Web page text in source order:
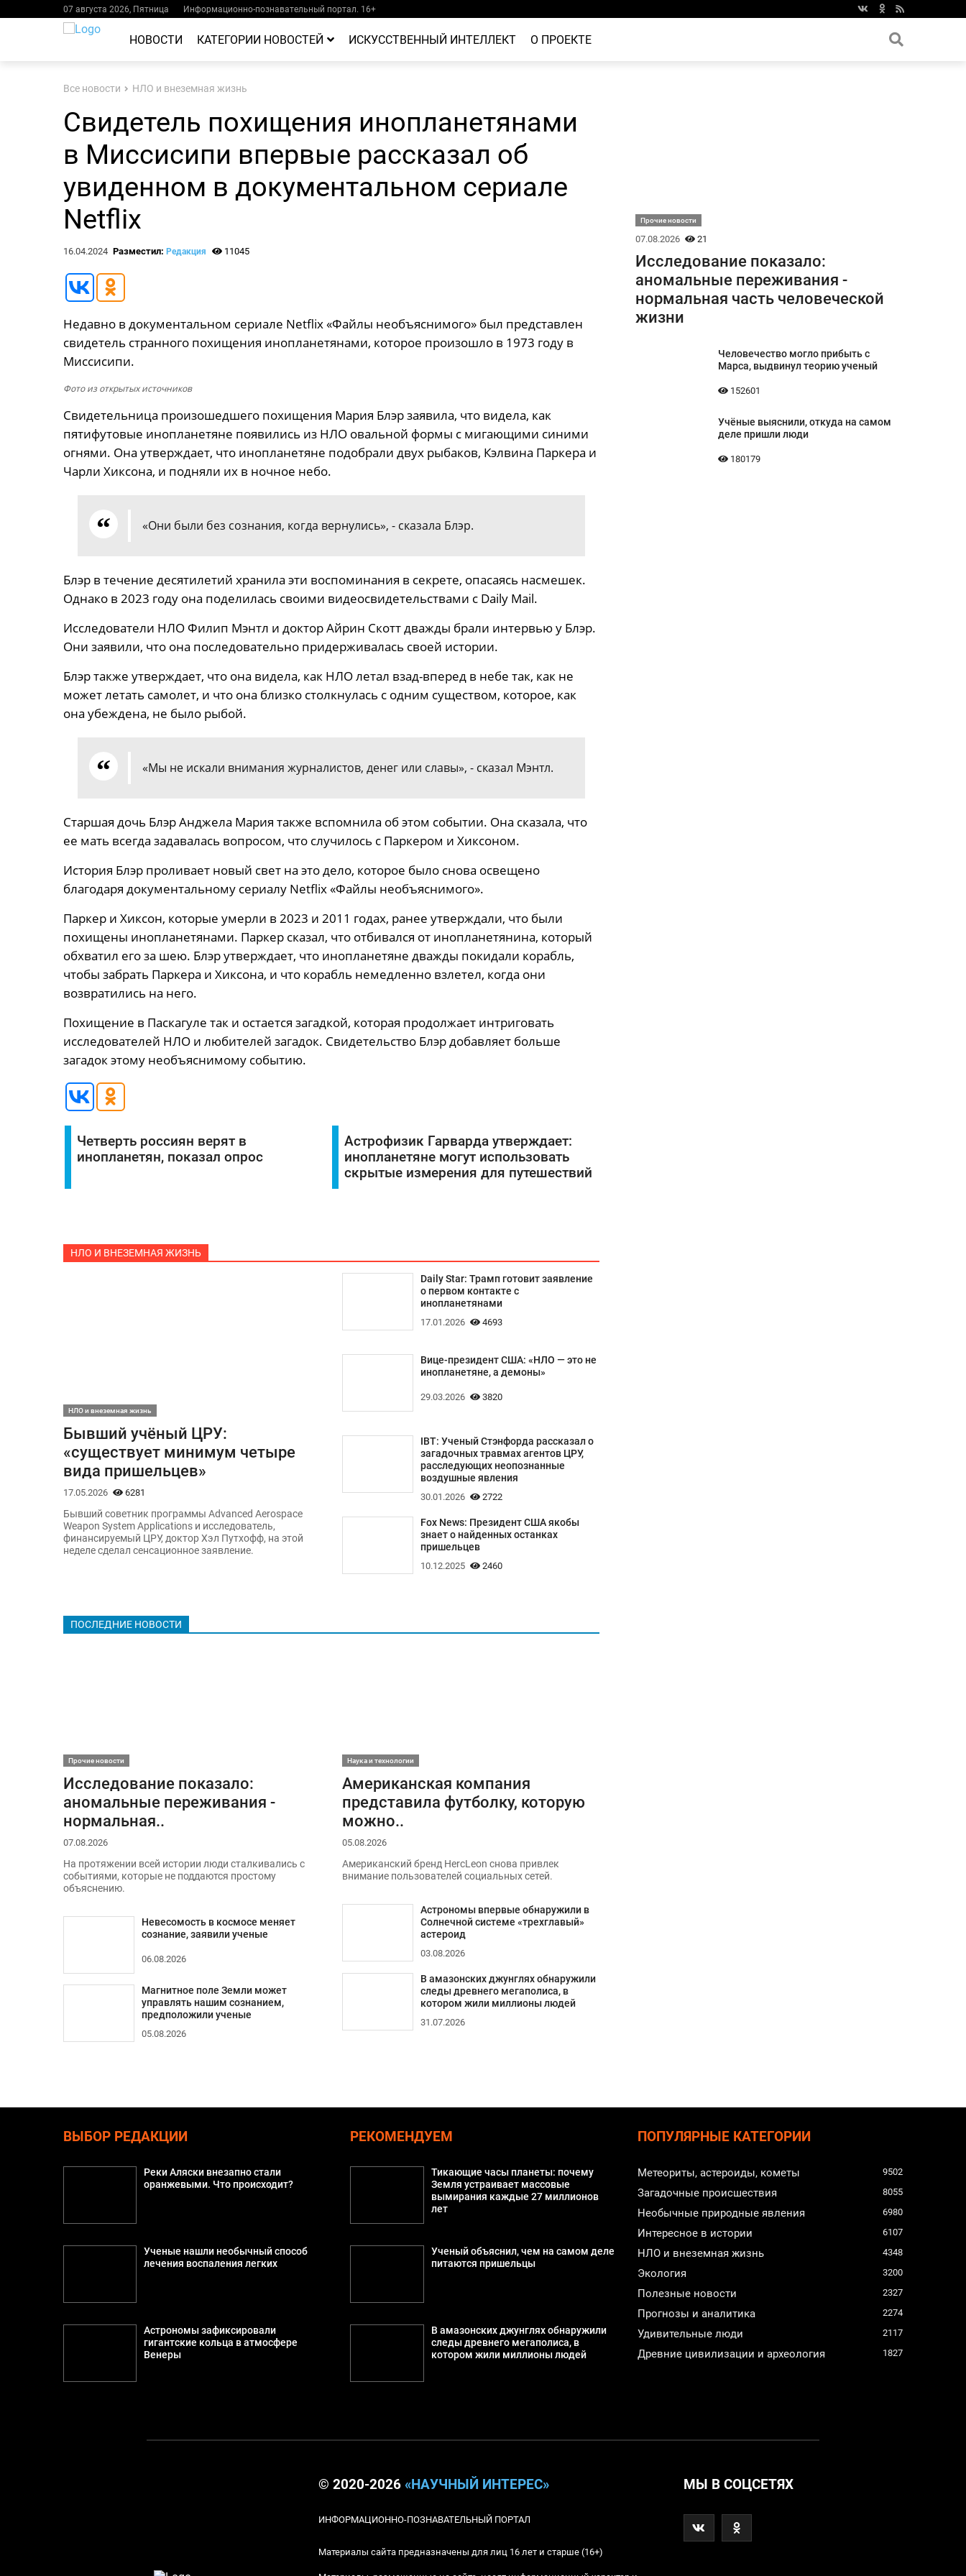
07 августа 2026, Пятница Информационно-познавательный портал. 16+
НОВОСТИ КАТЕГОРИИ НОВОСТЕЙ ИСКУССТВЕННЫЙ ИНТЕЛЛЕКТ О ПРОЕКТЕ
Все новости НЛО и внеземная жизнь
Свидетель похищения инопланетянами
в Миссисипи впервые рассказал об
увиденном в документальном сериале
Netflix
16.04.2024 Разместил: Редакция 11045
Недавно в документальном сериале Netflix «Файлы необъяснимого» был представлен
свидетель странного похищения инопланетянами, которое произошло в 1973 году в
Миссисипи.
Фото из открытых источников
Свидетельница произошедшего похищения Мария Блэр заявила, что видела, как
пятифутовые инопланетяне появились из НЛО овальной формы с мигающими синими
огнями. Она утверждает, что инопланетяне подобрали двух рыбаков, Кэлвина Паркера и
Чарли Хиксона, и подняли их в ночное небо.
«Они были без сознания, когда вернулись», - сказала Блэр.
Блэр в течение десятилетий хранила эти воспоминания в секрете, опасаясь насмешек.
Однако в 2023 году она поделилась своими видеосвидетельствами с Daily Mail.
Исследователи НЛО Филип Мэнтл и доктор Айрин Скотт дважды брали интервью у Блэр.
Они заявили, что она последовательно придерживалась своей истории.
Блэр также утверждает, что она видела, как НЛО летал взад-вперед в небе так, как не
может летать самолет, и что она близко столкнулась с одним существом, которое, как
она убеждена, не было рыбой.
«Мы не искали внимания журналистов, денег или славы», - сказал Мэнтл.
Старшая дочь Блэр Анджела Мария также вспомнила об этом событии. Она сказала, что
ее мать всегда задавалась вопросом, что случилось с Паркером и Хиксоном.
История Блэр проливает новый свет на это дело, которое было снова освещено
благодаря документальному сериалу Netflix «Файлы необъяснимого».
Паркер и Хиксон, которые умерли в 2023 и 2011 годах, ранее утверждали, что были
похищены инопланетянами. Паркер сказал, что отбивался от инопланетянина, который
обхватил его за шею. Блэр утверждает, что инопланетяне дважды покидали корабль,
чтобы забрать Паркера и Хиксона, и что корабль немедленно взлетел, когда они
возвратились на него.
Похищение в Паскагуле так и остается загадкой, которая продолжает интриговать
исследователей НЛО и любителей загадок. Свидетельство Блэр добавляет больше
загадок этому необъяснимому событию.
Четверть россиян верят в
инопланетян, показал опрос
Астрофизик Гарварда утверждает:
инопланетяне могут использовать
скрытые измерения для путешествий
НЛО И ВНЕЗЕМНАЯ ЖИЗНЬ
НЛО и внеземная жизнь
Бывший учёный ЦРУ:
«существует минимум четыре
вида пришельцев»
17.05.2026 6281
Бывший советник программы Advanced Aerospace
Weapon System Applications и исследователь,
финансируемый ЦРУ, доктор Хэл Путхофф, на этой
неделе сделал сенсационное заявление.
Daily Star: Трамп готовит заявление
о первом контакте с
инопланетянами
17.01.2026 4693
Вице-президент США: «НЛО — это не
инопланетяне, а демоны»
29.03.2026 3820
IBT: Ученый Стэнфорда рассказал о
загадочных травмах агентов ЦРУ,
расследующих неопознанные
воздушные явления
30.01.2026 2722
Fox News: Президент США якобы
знает о найденных останках
пришельцев
10.12.2025 2460
ПОСЛЕДНИЕ НОВОСТИ
Прочие новости
Исследование показало:
аномальные переживания -
нормальная..
07.08.2026
На протяжении всей истории люди сталкивались с
событиями, которые не поддаются простому
объяснению.
Невесомость в космосе меняет
сознание, заявили ученые
06.08.2026
Магнитное поле Земли может
управлять нашим сознанием,
предположили ученые
05.08.2026
Наука и технологии
Американская компания
представила футболку, которую
можно..
05.08.2026
Американский бренд HercLeon снова привлек
внимание пользователей социальных сетей.
Астрономы впервые обнаружили в
Солнечной системе «трехглавый»
астероид
03.08.2026
В амазонских джунглях обнаружили
следы древнего мегаполиса, в
котором жили миллионы людей
31.07.2026
Прочие новости
07.08.2026 21
Исследование показало:
аномальные переживания -
нормальная часть человеческой
жизни
Человечество могло прибыть с
Марса, выдвинул теорию ученый
152601
Учёные выяснили, откуда на самом
деле пришли люди
180179
ВЫБОР РЕДАКЦИИ
Реки Аляски внезапно стали
оранжевыми. Что происходит?
Ученые нашли необычный способ
лечения воспаления легких
Астрономы зафиксировали
гигантские кольца в атмосфере
Венеры
РЕКОМЕНДУЕМ
Тикающие часы планеты: почему
Земля устраивает массовые
вымирания каждые 27 миллионов
лет
Ученый объяснил, чем на самом деле
питаются пришельцы
В амазонских джунглях обнаружили
следы древнего мегаполиса, в
котором жили миллионы людей
ПОПУЛЯРНЫЕ КАТЕГОРИИ
Метеориты, астероиды, кометы 9502
Загадочные происшествия 8055
Необычные природные явления 6980
Интересное в истории 6107
НЛО и внеземная жизнь 4348
Экология 3200
Полезные новости 2327
Прогнозы и аналитика 2274
Удивительные люди 2117
Древние цивилизации и археология 1827
© 2020-2026 «НАУЧНЫЙ ИНТЕРЕС»
ИНФОРМАЦИОННО-ПОЗНАВАТЕЛЬНЫЙ ПОРТАЛ
Материалы сайта предназначены для лиц 16 лет и старше (16+)
МЫ В СОЦСЕТЯХ